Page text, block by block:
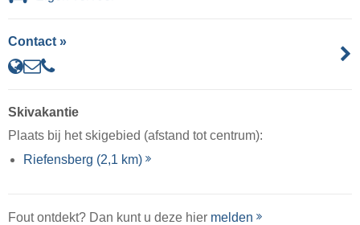
Contact »
Skivakantie
Plaats bij het skigebied (afstand tot centrum):
Riefensberg (2,1 km)
Fout ontdekt? Dan kunt u deze hier melden